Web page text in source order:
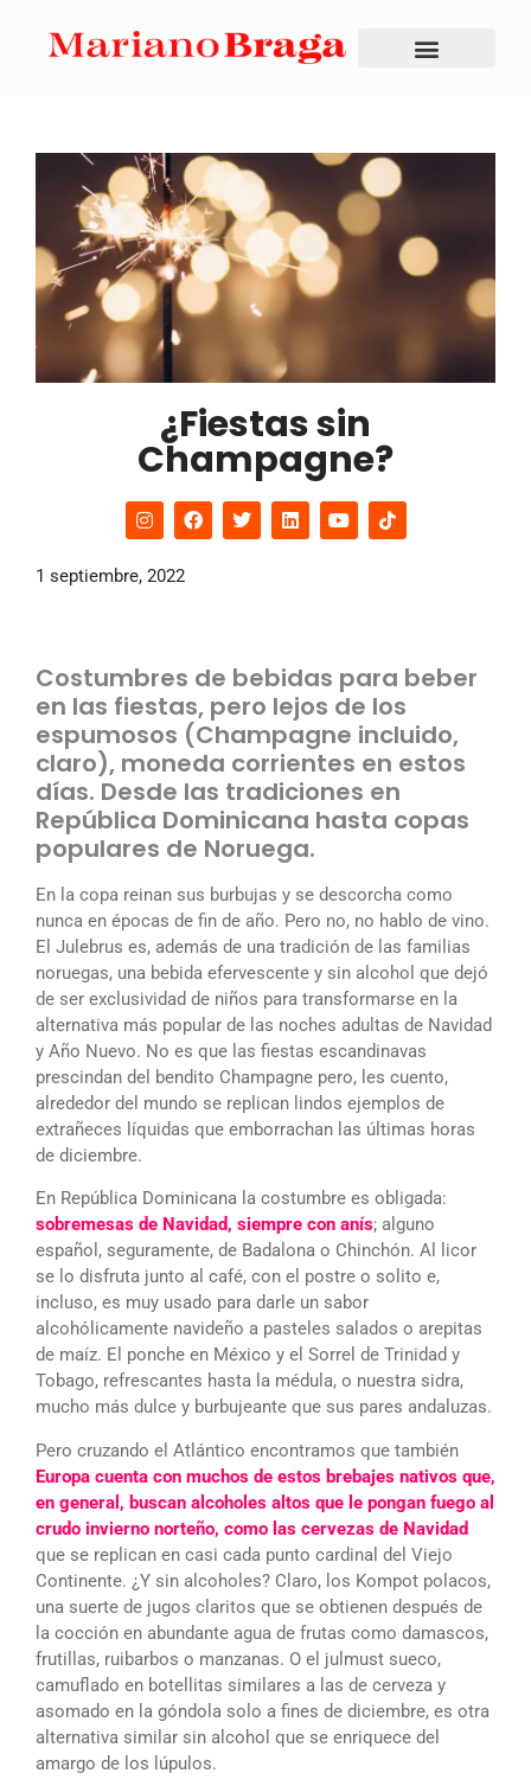
¿Fiestas sin
Champagne?
1 septiembre, 2022
Costumbres de bebidas para beber
en las fiestas, pero lejos de los
espumosos (Champagne incluido,
claro), moneda corrientes en estos
días. Desde las tradiciones en
República Dominicana hasta copas
populares de Noruega.
En la copa reinan sus burbujas y se descorcha como
nunca en épocas de fin de año. Pero no, no hablo de vino.
El Julebrus es, además de una tradición de las familias
noruegas, una bebida efervescente y sin alcohol que dejó
de ser exclusividad de niños para transformarse en la
alternativa más popular de las noches adultas de Navidad
y Año Nuevo. No es que las fiestas escandinavas
prescindan del bendito Champagne pero, les cuento,
alrededor del mundo se replican lindos ejemplos de
extrañeces líquidas que emborrachan las últimas horas
de diciembre.
En República Dominicana la costumbre es obligada:
sobremesas de Navidad, siempre con anís; alguno
español, seguramente, de Badalona o Chinchón. Al licor
se lo disfruta junto al café, con el postre o solito e,
incluso, es muy usado para darle un sabor
alcohólicamente navideño a pasteles salados o arepitas
de maíz. El ponche en México y el Sorrel de Trinidad y
Tobago, refrescantes hasta la médula, o nuestra sidra,
mucho más dulce y burbujeante que sus pares andaluzas.
Pero cruzando el Atlántico encontramos que también
Europa cuenta con muchos de estos brebajes nativos que,
en general, buscan alcoholes altos que le pongan fuego al
crudo invierno norteño, como las cervezas de Navidad
que se replican en casi cada punto cardinal del Viejo
Continente. ¿Y sin alcoholes? Claro, los Kompot polacos,
una suerte de jugos claritos que se obtienen después de
la cocción en abundante agua de frutas como damascos,
frutillas, ruibarbos o manzanas. O el julmust sueco,
camuflado en botellitas similares a las de cerveza y
asomado en la góndola solo a fines de diciembre, es otra
alternativa similar sin alcohol que se enriquece del
amargo de los lúpulos.